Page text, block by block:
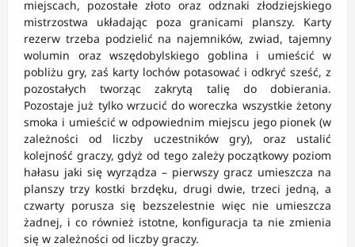
miejscach, pozostałe złoto oraz odznaki złodziejskiego
mistrzostwa układając poza granicami planszy. Karty
rezerw trzeba podzielić na najemników, zwiad, tajemny
wolumin oraz wszędobylskiego goblina i umieścić w
pobliżu gry, zaś karty lochów potasować i odkryć sześć, z
pozostałych tworząc zakrytą talię do dobierania.
Pozostaje już tylko wrzucić do woreczka wszystkie żetony
smoka i umieścić w odpowiednim miejscu jego pionek (w
zależności od liczby uczestników gry), oraz ustalić
kolejność graczy, gdyż od tego zależy początkowy poziom
hałasu jaki się wyrządza – pierwszy gracz umieszcza na
planszy trzy kostki brzdęku, drugi dwie, trzeci jedną, a
czwarty porusza się bezszelestnie więc nie umieszcza
żadnej, i co również istotne, konfiguracja ta nie zmienia
się w zależności od liczby graczy.